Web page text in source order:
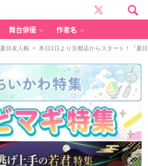
舞台俳優 作者名
夏目友人帳 > 本日1日より京都店からスタート！『夏